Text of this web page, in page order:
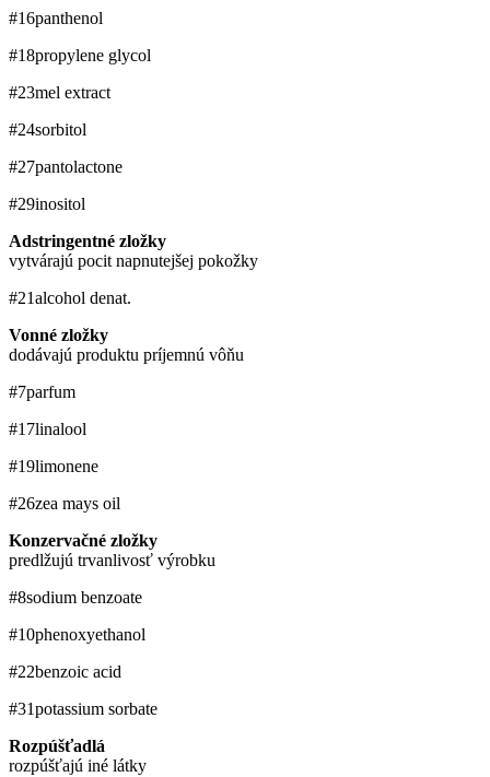
#16panthenol
#18propylene glycol
#23mel extract
#24sorbitol
#27pantolactone
#29inositol
Adstringentné zložky
vytvárajú pocit napnutejšej pokožky
#21alcohol denat.
Vonné zložky
dodávajú produktu príjemnú vôňu
#7parfum
#17linalool
#19limonene
#26zea mays oil
Konzervačné zložky
predlžujú trvanlivosť výrobku
#8sodium benzoate
#10phenoxyethanol
#22benzoic acid
#31potassium sorbate
Rozpúšťadlá
rozpúšťajú iné látky